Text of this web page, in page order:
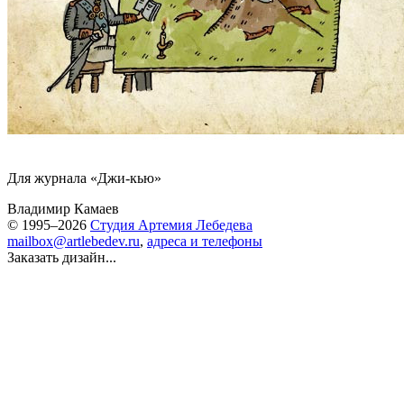
Для журнала «Джи-кью»
Владимир Камаев
© 1995–2026 Студия Артемия Лебедева
mailbox@artlebedev.ru, адреса и телефоны
Заказать дизайн...